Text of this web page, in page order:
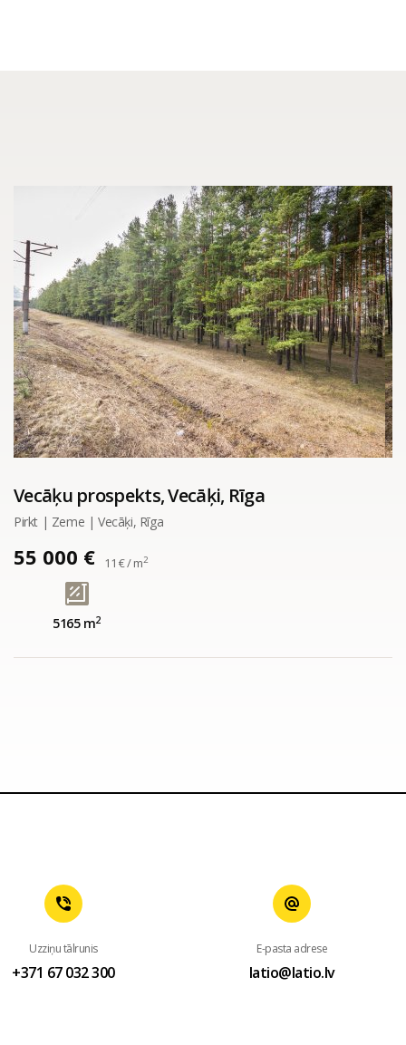
Vecāķu prospekts, Vecāķi, Rīga
Pirkt | Zeme | Vecāķi, Rīga
55 000 € 11 € / m2
5165 m2
Uzziņu tālrunis
+371 67 032 300
E-pasta adrese
latio@latio.lv